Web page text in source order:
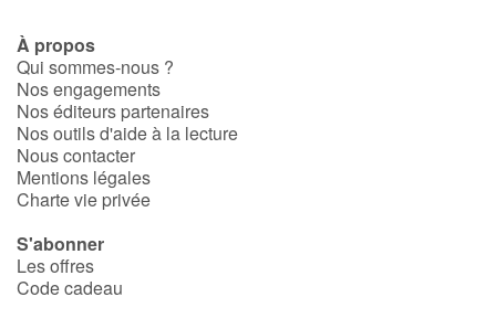
À propos
Qui sommes-nous ?
Nos engagements
Nos éditeurs partenaires
Nos outils d'aide à la lecture
Nous contacter
Mentions légales
Charte vie privée
S'abonner
Les offres
Code cadeau